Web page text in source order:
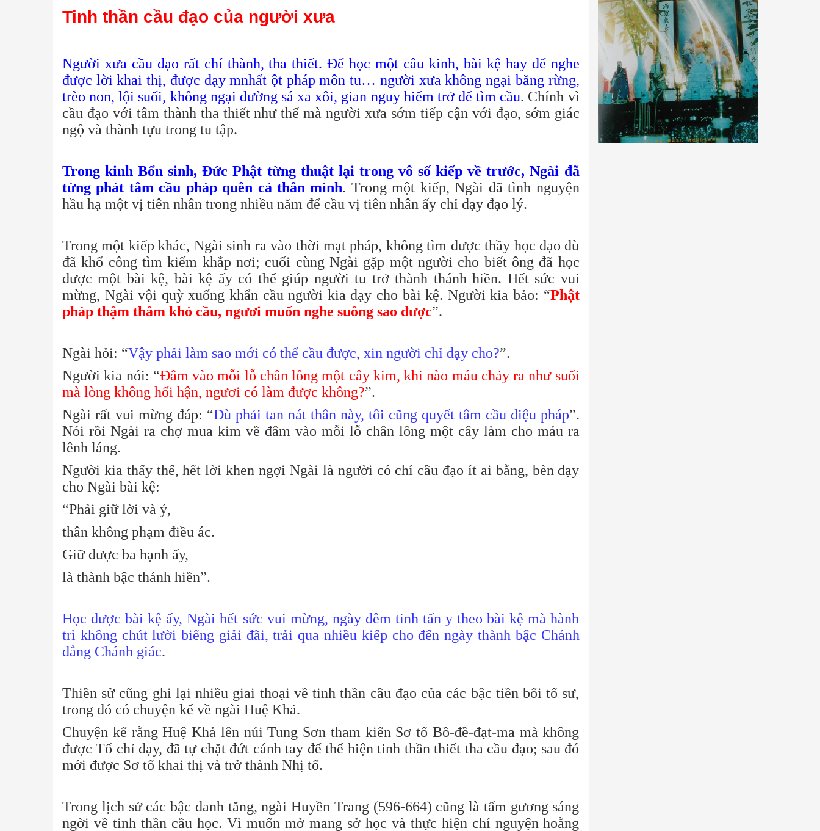
Tinh thần cầu đạo của người xưa
Người xưa cầu đạo rất chí thành, tha thiết. Để học một câu kinh, bài kệ hay để nghe
được lời khai thị, được dạy mnhất ột pháp môn tu… người xưa không ngại băng rừng,
trèo non, lội suối, không ngại đường sá xa xôi, gian nguy hiểm trở để tìm cầu. Chính vì
cầu đạo với tâm thành tha thiết như thế mà người xưa sớm tiếp cận với đạo, sớm giác
ngộ và thành tựu trong tu tập.
Trong kinh Bổn sinh, Đức Phật từng thuật lại trong vô số kiếp về trước, Ngài đã
từng phát tâm cầu pháp quên cả thân mình. Trong một kiếp, Ngài đã tình nguyện
hầu hạ một vị tiên nhân trong nhiều năm để cầu vị tiên nhân ấy chỉ dạy đạo lý.
Trong một kiếp khác, Ngài sinh ra vào thời mạt pháp, không tìm được thầy học đạo dù
đã khổ công tìm kiếm khắp nơi; cuối cùng Ngài gặp một người cho biết ông đã học
được một bài kệ, bài kệ ấy có thể giúp người tu trở thành thánh hiền. Hết sức vui
mừng, Ngài vội quỳ xuống khẩn cầu người kia dạy cho bài kệ. Người kia bảo: “Phật
pháp thậm thâm khó cầu, ngươi muốn nghe suông sao được”.
Ngài hỏi: “Vậy phải làm sao mới có thể cầu được, xin người chỉ dạy cho?”.
Người kia nói: “Đâm vào mỗi lỗ chân lông một cây kim, khi nào máu chảy ra như suối
mà lòng không hối hận, ngươi có làm được không?”.
Ngài rất vui mừng đáp: “Dù phải tan nát thân này, tôi cũng quyết tâm cầu diệu pháp”.
Nói rồi Ngài ra chợ mua kim về đâm vào mỗi lỗ chân lông một cây làm cho máu ra
lênh láng.
Người kia thấy thế, hết lời khen ngợi Ngài là người có chí cầu đạo ít ai bằng, bèn dạy
cho Ngài bài kệ:
“Phải giữ lời và ý,
thân không phạm điều ác.
Giữ được ba hạnh ấy,
là thành bậc thánh hiền”.
Học được bài kệ ấy, Ngài hết sức vui mừng, ngày đêm tinh tấn y theo bài kệ mà hành
trì không chút lười biếng giải đãi, trải qua nhiều kiếp cho đến ngày thành bậc Chánh
đẳng Chánh giác.
Thiền sử cũng ghi lại nhiều giai thoại về tinh thần cầu đạo của các bậc tiền bối tổ sư,
trong đó có chuyện kể về ngài Huệ Khả.
Chuyện kể rằng Huệ Khả lên núi Tung Sơn tham kiến Sơ tổ Bồ-đề-đạt-ma mà không
được Tổ chỉ dạy, đã tự chặt đứt cánh tay để thể hiện tinh thần thiết tha cầu đạo; sau đó
mới được Sơ tổ khai thị và trở thành Nhị tổ.
Trong lịch sử các bậc danh tăng, ngài Huyền Trang (596-664) cũng là tấm gương sáng
ngời về tinh thần cầu học. Vì muốn mở mang sở học và thực hiện chí nguyện hoằng